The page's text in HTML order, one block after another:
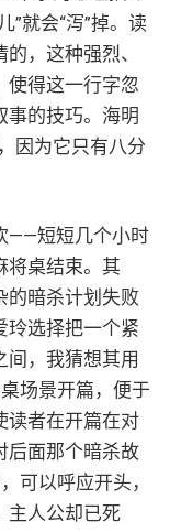
”就会“泻”掉。读
，这种强烈、
使得这一行字忽
事的技巧。海明
因为它只有八分
——短短几个小时
将桌结束。其
的暗杀计划失败
玲选择把一个紧
间，我猜想其用
场景开篇，便于
读者在开篇在对
后面那个暗杀故
可以呼应开头，
主人公却已死